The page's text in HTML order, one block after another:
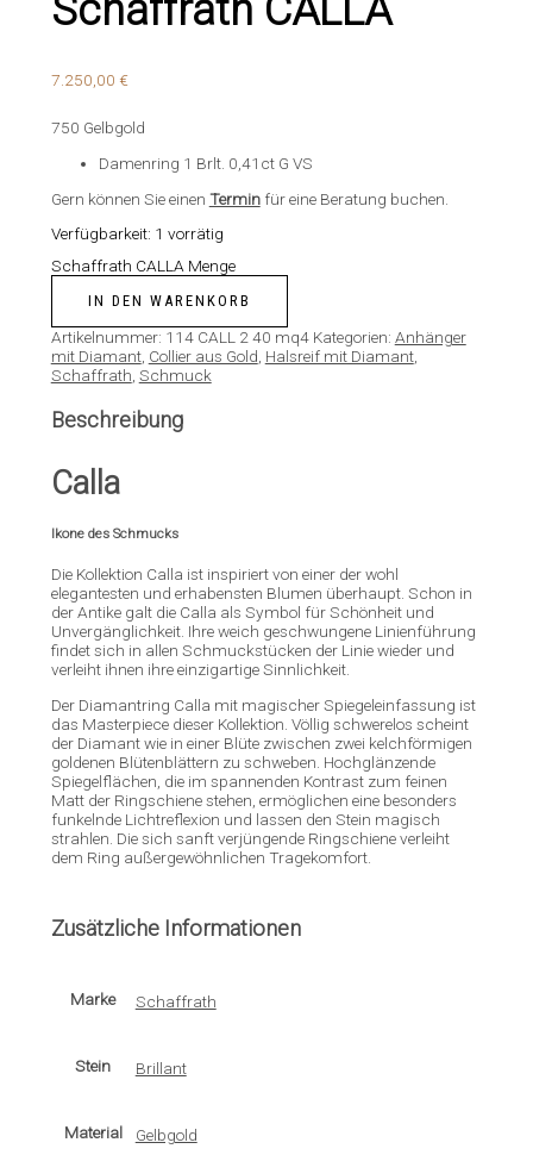
7.250,00 €
750 Gelbgold
Damenring 1 Brlt. 0,41ct G VS
Gern können Sie einen Terminfür eine Beratung buchen.
Verfügbarkeit: 1 vorrätig
Schaffrath CALLA Menge
IN DEN WARENKORB
Artikelnummer: 114 CALL 2 40 mq4 Kategorien: Anhänger
mit Diamant, Collier aus Gold Halsreif mit Diamant,
Schaffrath Schmuck
Beschreibung
Calla
Ikone des Schmucks
Die Kollektion Calla ist inspiriert von einer der wohl
elegantesten und erhabensten Blumen überhaupt. Schon in
der Antike galt die Calla als Symbol für Schönheit und
Unvergänglichkeit. Ihre weich geschwungene Linienführung
findet sich in allen Schmuckstücken der Linie wieder und
verleiht ihnen ihre einzigartige Sinnlichkeit.
Der Diamantring Calla mit magischer Spiegeleinfassung ist
das Masterpiece dieser Kollektion. Völlig schwerelos scheint
der Diamant wie in einer Blüte zwischen zwei kelchförmigen
goldenen Blütenblättern zu schweben. Hochglänzende
Spiegelflächen, die im spannenden Kontrast zum feinen
Matt der Ringschiene stehen, ermöglichen eine besonders
funkelnde Lichtreflexion und lassen den Stein magisch
strahlen. Die sich sanft verjüngende Ringschiene verleiht
dem Ring außergewöhnlichen Tragekomfort.
Zusätzliche Informationen
Marke Schaffrath
Stein Brillant
Material Gelbgold